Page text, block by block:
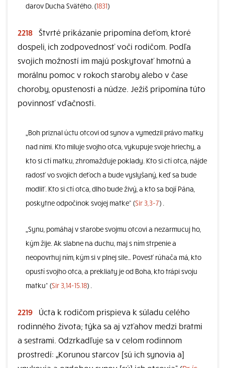
darov Ducha Svätého. (1831)
2218 Štvrté prikázanie pripomína deťom, ktoré
dospeli, ich zodpovednosť voči rodičom. Podľa
svojich možností im majú poskytovať hmotnú a
morálnu pomoc v rokoch staroby alebo v čase
choroby, opustenosti a núdze. Ježiš pripomína túto
povinnosť vďačnosti.
„Boh priznal úctu otcovi od synov a vymedzil právo matky
nad nimi. Kto miluje svojho otca, vykupuje svoje hriechy, a
kto si ctí matku, zhromažďuje poklady. Kto si ctí otca, nájde
radosť vo svojich deťoch a bude vyslyšaný, keď sa bude
modliť. Kto si ctí otca, dlho bude živý, a kto sa bojí Pána,
poskytne odpočinok svojej matke“ (Sir 3,3-7) .
„Synu, pomáhaj v starobe svojmu otcovi a nezarmucuj ho,
kým žije. Ak slabne na duchu, maj s ním strpenie a
neopovrhuj ním, kým si v plnej sile… Povesť rúhača má, kto
opustí svojho otca, a prekliaty je od Boha, kto trápi svoju
matku“ (Sir 3,14-15.18) .
2219
Úcta k rodičom prispieva k súladu celého
rodinného života; týka sa aj vzťahov medzi bratmi
a sestrami. Odzrkadľuje sa v celom rodinnom
prostredí: „Korunou starcov [sú ich synovia a]